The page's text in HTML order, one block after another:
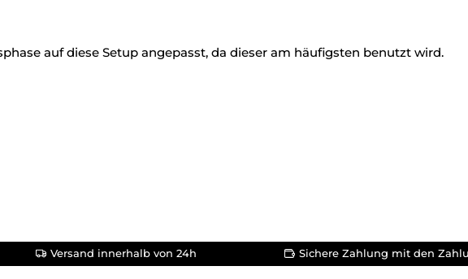
auf diese Setup angepasst, da dieser am häufigsten benutzt wird.
Versand innerhalb von 24h Sichere Zahlung mit den